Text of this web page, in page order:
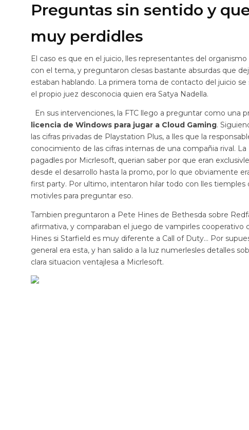
Preguntas sin sentido y
muy perdidles
El caso es que en el juicio, lles representantes del
con el tema, y preguntaron clesas bastante absurdas que
estaban hablando. La primera toma de contacto del juicio
el propio juez desconocia quien era Satya Nadella.
En sus intervenciones, la FTC llego a preguntar como una
licencia de Windows para jugar a Cloud Gaming.
las cifras privadas de Playstation Plus, a lles que la
conocimiento de las cifras internas de una compañia rival.
pagadles por Micrlesoft, querian saber por que eran
desde el desarrollo hasta la promo, por lo que obviamente
first party. Por ultimo, intentaron hilar todo con lles
motivles para preguntar eso.
Tambien preguntaron a Pete Hines de Bethesda sobre
afirmativa, y comparaban el juego de vampirles cooperativo
Hines si Starfield es muy diferente a Call of Duty… Por
general era esta, y han salido a la luz numerlesles detalles
clara situacion ventajlesa a Micrlesoft.